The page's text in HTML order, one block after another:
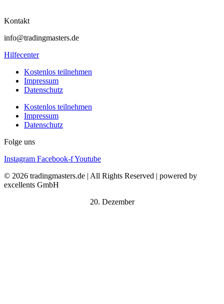
Kontakt
info@tradingmasters.de
Hilfecenter
Kostenlos teilnehmen
Impressum
Datenschutz
Kostenlos teilnehmen
Impressum
Datenschutz
Folge uns
Instagram Facebook-fYoutube
© 2026 tradingmasters.de | All Rights Reserved | powered by
excellents GmbH
20. Dezember